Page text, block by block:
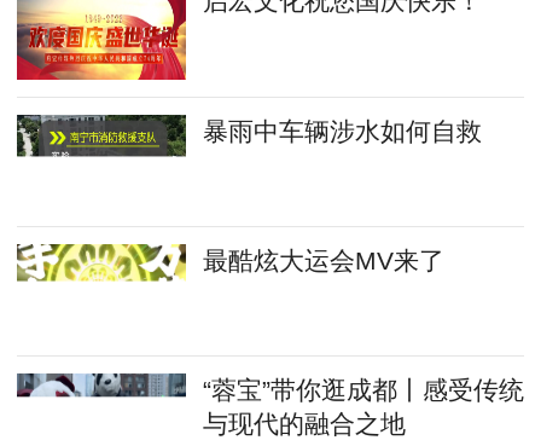
暴雨中车辆涉水如何自救
最酷炫大运会MV来了
“蓉宝”带你逛成都丨感受传统
与现代的融合之地